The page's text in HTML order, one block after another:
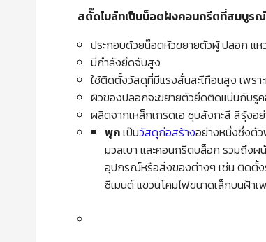
สตั๊ดโบล์ทเป็นน็อตฝังคอนกรีตที่สมบูร
ประกอบด้วยน๊อตหัวขยายตัวผู้ ปลอก แห
มีกำลังยึดจับสูง
ใช้ติดตั้งวัสดุที่มีแรงสั่นสะเืทือนสูง เพร
ผิวของปลอกจะขยายตัวยึดติดแน่นกับรู
ผลิตจากเหล็กเกรดเอ ชุบสังกะสี สีรุ้งอ
พุกเป็นวัสดุก่อสร้างอย่างหนึ่งซึ่งตั
มวลเบา และคอนกรีตบล็อก รวมถึง
อุปกรณ์หรือสิ่งของต่างๆ เช่น ติดตั้ง
ซีเมนต์ แขวนโคมไฟขนาดเล็กบนฝ้าเ